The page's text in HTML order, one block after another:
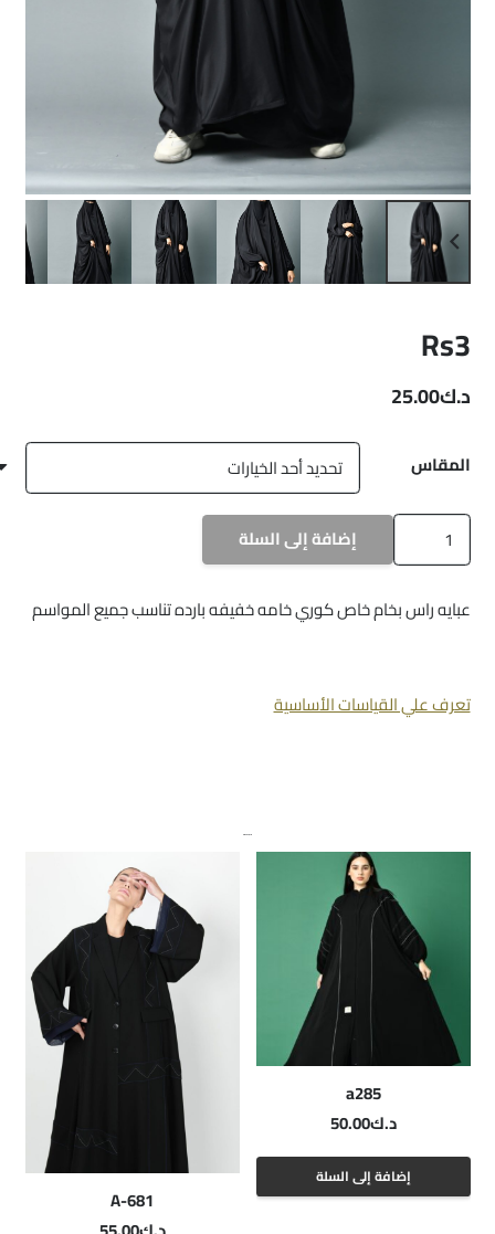
Rs3
د.ك25.00
المقاس
كمية
Rs3
إضافة إلى السلة
عبايه راس بخام خاص كوري خامه خفيفه بارده تناسب جميع المواسم
تعرف علي القياسات الأساسية
منتجات ذات صلة
a285
د.ك50.00
إضافة إلى السلة
A-681